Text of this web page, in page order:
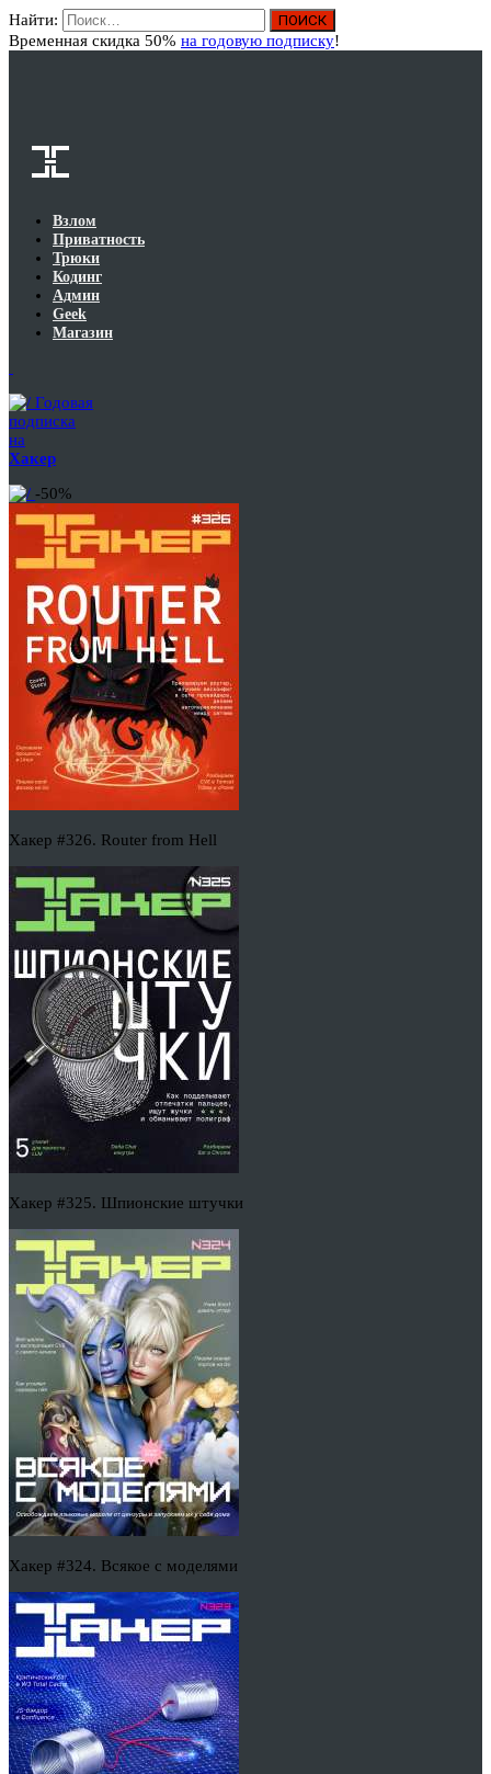
Найти:
Временная скидка 50% на годовую подписку!
Взлом
Приватность
Трюки
Кодинг
Админ
Geek
Магазин
Годовая
подписка
на
Хакер
-50%
Хакер #326. Router from Hell
Хакер #325. Шпионские штучки
Хакер #324. Всякое с моделями